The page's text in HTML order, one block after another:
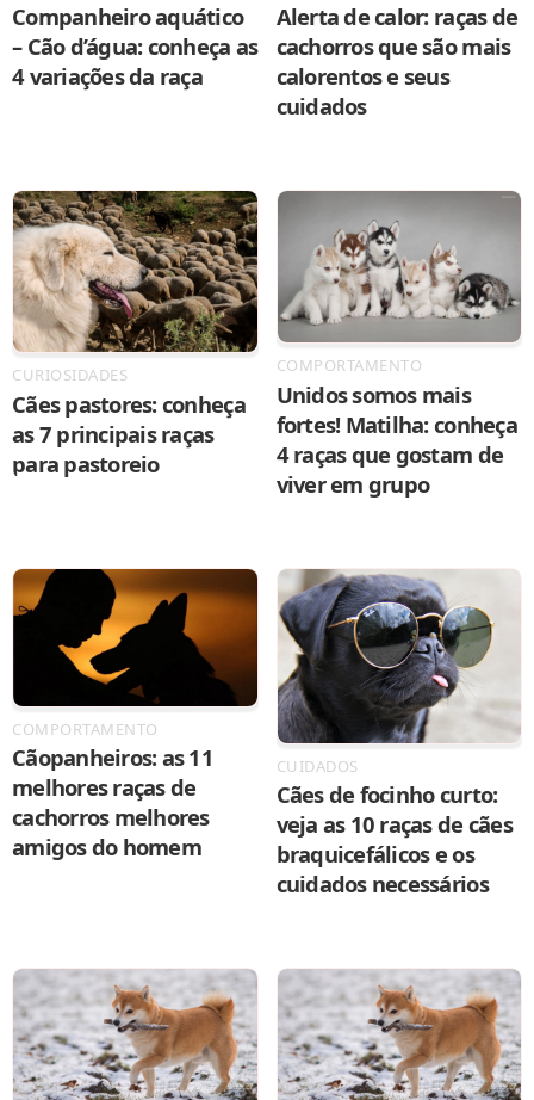
Companheiro aquático
– Cão d’água: conheça as
4 variações da raça
Alerta de calor: raças de
cachorros que são mais
calorentos e seus
cuidados
CURIOSIDADES
Cães pastores: conheça
as 7 principais raças
para pastoreio
COMPORTAMENTO
Unidos somos mais
fortes! Matilha: conheça
4 raças que gostam de
viver em grupo
COMPORTAMENTO
Cãopanheiros: as 11
melhores raças de
cachorros melhores
amigos do homem
CUIDADOS
Cães de focinho curto:
veja as 10 raças de cães
braquicefálicos e os
cuidados necessários